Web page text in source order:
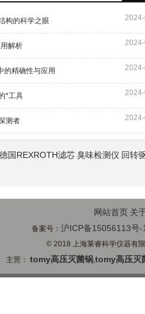
构的科学之眼
解析
的精确性与应用
*工具
测者
德国REXROTH滤芯臭味检测仪 回转
网站首页 关
备案号：沪ICP备15056113号-
© 2018 上海莱睿科学仪器有
主营：tomy高压灭菌锅,tomy高压灭